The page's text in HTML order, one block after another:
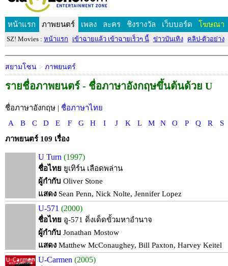
หน้าแรก ภาพยนตร์ เพลง ละคร ชิงรางวัล เว็บบอร์ด โฆษณา
SZ! Movies : หน้าแรก เข้าฉายแล้ว เข้าฉายเร็วๆ นี้ ข่าวบันเทิง คลิป-ตัวอย่าง
สยามโซน > ภาพยนตร์
รายชื่อภาพยนตร์ - ชื่อภาษาอังกฤษขึ้นต้นด้วย U
ชื่อภาษาอังกฤษ | ชื่อภาษาไทย
A
B C D E F G H I J K L M N O P Q R
S
ภาพยนตร์ 109 เรื่อง
U Turn (1997)
ชื่อไทย ยูเทิร์น เลือดพล่าน
ผู้กำกับ Oliver Stone
แสดง Sean Penn, Nick Nolte, Jennifer Lopez
U-571 (2000)
ชื่อไทย อู-571 ดิ่งเด็ดขั้วมหาอำนาจ
ผู้กำกับ Jonathan Mostow
แสดง Matthew McConaughey, Bill Paxton, Harvey Keitel
U-Carmen (2005)